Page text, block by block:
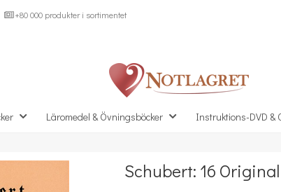
+80 000 produkter i sortimentet
Läromedel & Övningsböcker Instruktions-DVD &
Missa inte detta...
Schubert: 16